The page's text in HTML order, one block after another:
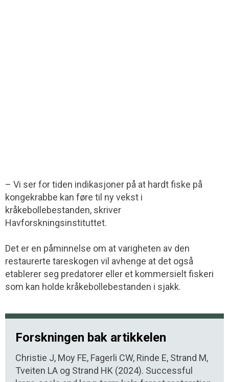
– Vi ser for tiden indikasjoner på at hardt fiske på
kongekrabbe kan føre til ny vekst i
kråkebollebestanden, skriver
Havforskningsinstituttet.
Det er en påminnelse om at varigheten av den
restaurerte tareskogen vil avhenge at det også
etablerer seg predatorer eller et kommersielt fiskeri
som kan holde kråkebollebestanden i sjakk.
Forskningen bak artikkelen
Christie J, Moy FE, Fagerli CW, Rinde E, Strand M,
Tveiten LA og Strand HK (2024). Successful